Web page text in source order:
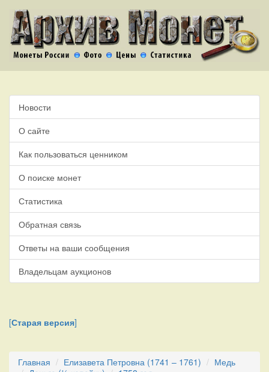
Новости
О сайте
Как пользоваться ценником
О поиске монет
Статистика
Обратная связь
Ответы на ваши сообщения
Владельцам аукционов
[Старая версия]
Главная Елизавета Петровна (1741 – 1761)
Медь